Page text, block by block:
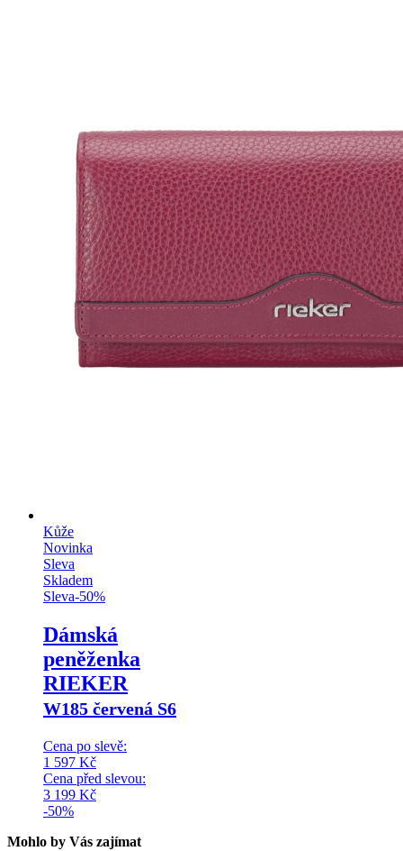
Kůže
Novinka
Sleva
Skladem
Sleva-50%
Dámská
peněženka
RIEKER
W185 červená S6
Cena po slevě:
1 597 Kč
Cena před slevou:
3 199 Kč
-50%
Mohlo by Vás zajímat